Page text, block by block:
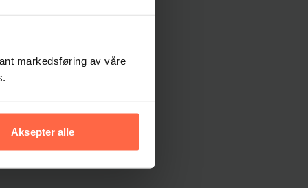
markedsføring av våre
Aksepter alle